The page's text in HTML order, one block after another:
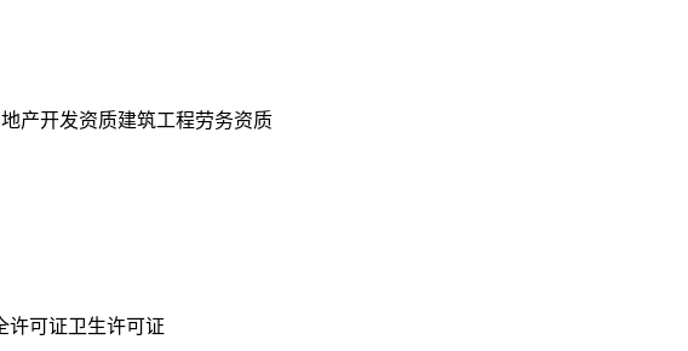
产开发资质建筑工程劳务资质
许可证卫生许可证